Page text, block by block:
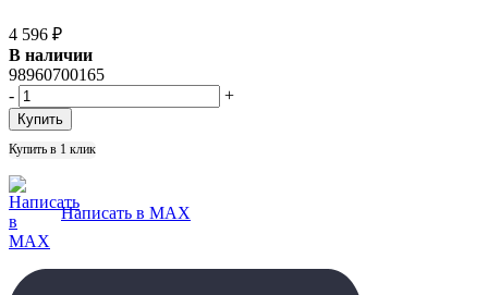
4 596 ₽
В наличии
98960700165
-
+
Купить в 1 клик
Написать в MAX